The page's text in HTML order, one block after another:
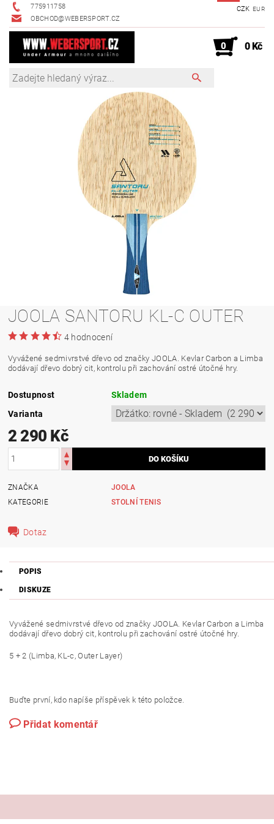
775911758
OBCHOD@WEBERSPORT.CZ
CZK EUR
0 0 Kč
JOOLA SANTORU KL-C OUTER
4 hodnocení
Vyvážené sedmivrstvé dřevo od značky JOOLA. Kevlar Carbon a Limba
dodávají dřevo dobrý cit, kontrolu při zachování ostré útočné hry.
Dostupnost
Skladem
Varianta
2 290 Kč
ZNAČKA
JOOLA
KATEGORIE
STOLNÍ TENIS
Dotaz
POPIS
DISKUZE
Vyvážené sedmivrstvé dřevo od značky JOOLA. Kevlar Carbon a Limba
dodávají dřevo dobrý cit, kontrolu při zachování ostré útočné hry.
5 + 2 (Limba, KL-c, Outer Layer)
Buďte první, kdo napíše příspěvek k této položce.
Přidat komentář